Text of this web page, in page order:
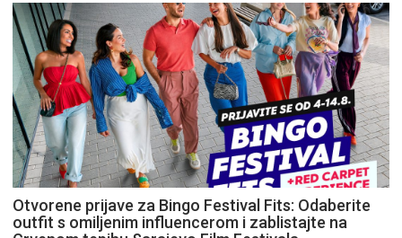
Otvorene prijave za Bingo Festival Fits: Odaberite
outfit s omiljenim influencerom i zablistajte na